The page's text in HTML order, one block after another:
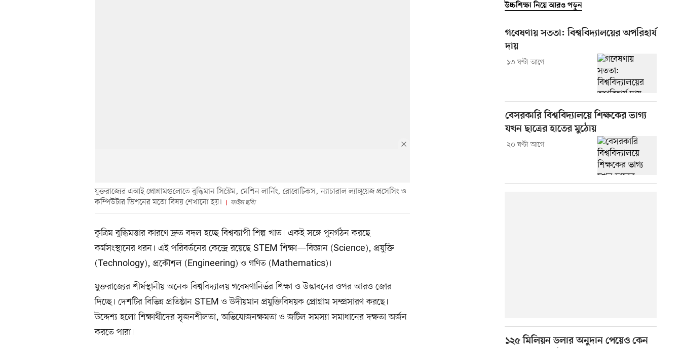
যুক্তরাজ্যের এআই প্রোগ্রামগুলোতে বুদ্ধিমান সিস্টেম, মেশিন লার্নিং, রোবোটিকস, ন্যাচারাল ল্যাঙ্গুয়েজ প্রসেসিং ও
কম্পিউটার ভিশনের মতো বিষয় শেখানো হয়।
ফাইল ছবিা
কৃত্রিম বুদ্ধিমত্তার কারণে দ্রুত বদল হচ্ছে বিশ্বব্যাপী শিল্প খাত। একই সঙ্গে পুনর্গঠন করছে
কর্মসংস্থানের ধরন। এই পরিবর্তনের কেন্দ্রে রয়েছে STEM শিক্ষা—বিজ্ঞান (Science), প্রযুক্তি
(Technology), প্রকৌশল (Engineering) ও গণিত (Mathematics)।
যুক্তরাজ্যের শীর্ষস্থানীয় অনেক বিশ্ববিদ্যালয় গবেষণানির্ভর শিক্ষা ও উদ্ভাবনের ওপর আরও জোর
দিচ্ছে। দেশটির বিভিন্ন প্রতিষ্ঠান STEM ও উদীয়মান প্রযুক্তিবিষয়ক প্রোগ্রাম সম্প্রসারণ করছে।
উদ্দেশ্য হলো শিক্ষার্থীদের সৃজনশীলতা, অভিযোজনক্ষমতা ও জটিল সমস্যা সমাধানের দক্ষতা অর্জন
করতে পারা।
উচ্চশিক্ষা নিয়ে আরও পড়ুন
গবেষণায় সততা: বিশ্ববিদ্যালয়ের অপরিহার্য
দায়
১৩ ঘণ্টা আগে
বেসরকারি বিশ্ববিদ্যালয়ে শিক্ষকের ভাগ্য
যখন ছাত্রের হাতের মুঠোয়
২০ ঘণ্টা আগে
১২৫ মিলিয়ন ডলার অনুদান পেয়েও কেন